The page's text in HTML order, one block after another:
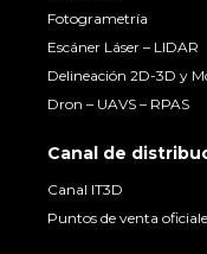
Fotogrametría
Escáner Láser – LIDAR
Delineación 2D-3D y
Dron – UAVS – RPAS
Canal de
Canal IT3D
Puntos de venta